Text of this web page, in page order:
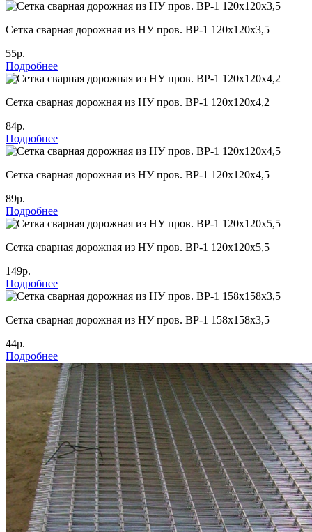
Cетка сварная дорожная из НУ пров. ВР-1 120х120х3,5
55р.
Подробнее
Cетка сварная дорожная из НУ пров. ВР-1 120х120х4,2
84р.
Подробнее
Cетка сварная дорожная из НУ пров. ВР-1 120х120х4,5
89р.
Подробнее
Cетка сварная дорожная из НУ пров. ВР-1 120х120х5,5
149р.
Подробнее
Cетка сварная дорожная из НУ пров. ВР-1 158х158х3,5
44р.
Подробнее